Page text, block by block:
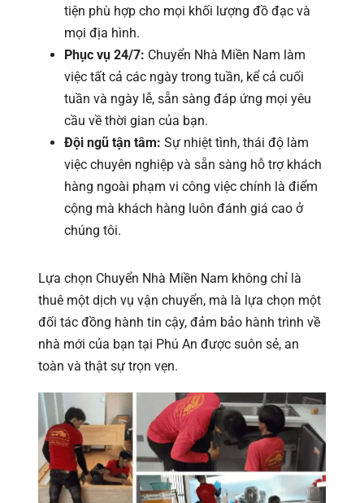
tiện phù hợp cho mọi khối lượng đồ đạc và
mọi địa hình.
Phục vụ 24/7: Chuyển Nhà Miền Nam làm
việc tất cả các ngày trong tuần, kể cả cuối
tuần và ngày lễ, sẵn sàng đáp ứng mọi yêu
cầu về thời gian của bạn.
Đội ngũ tận tâm: Sự nhiệt tình, thái độ làm
việc chuyên nghiệp và sẵn sàng hỗ trợ khách
hàng ngoài phạm vi công việc chính là điểm
cộng mà khách hàng luôn đánh giá cao ở
chúng tôi.
Lựa chọn Chuyển Nhà Miền Nam không chỉ là
thuê một dịch vụ vận chuyển, mà là lựa chọn một
đối tác đồng hành tin cậy, đảm bảo hành trình về
nhà mới của bạn tại Phú An được suôn sẻ, an
toàn và thật sự trọn vẹn.